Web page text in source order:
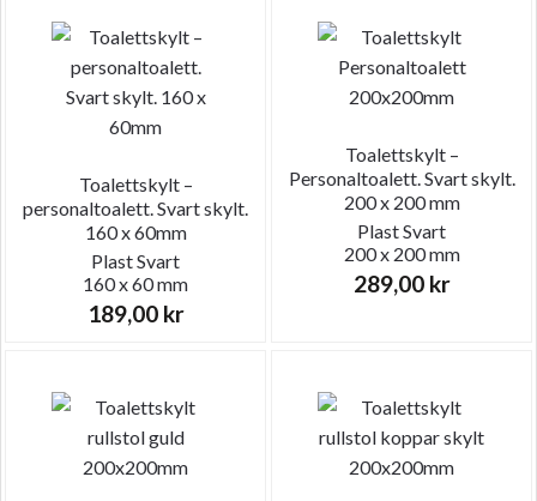
Toalettskylt –
personaltoalett. Svart skylt.
160 x 60mm
PlastSvart
160 x 60 mm
189,00 kr
Toalettskylt –
Personaltoalett. Svart skylt.
200 x 200 mm
PlastSvart
200 x 200 mm
289,00 kr